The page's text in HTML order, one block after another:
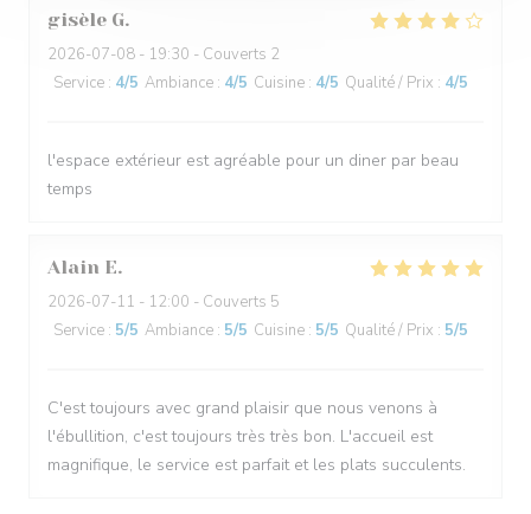
gisèle G
2026-07-08 - 19:30 - Couverts 2
Service : 4/5 Ambiance : 4/5 Cuisine : 4/5 Qualité / Prix : 4/5
l'espace extérieur est agréable pour un diner par beau
temps
Alain E
2026-07-11 - 12:00 - Couverts 5
Service : 5/5 Ambiance : 5/5 Cuisine : 5/5 Qualité / Prix : 5/5
C'est toujours avec grand plaisir que nous venons à
l'ébullition, c'est toujours très très bon. L'accueil est
magnifique, le service est parfait et les plats succulents.